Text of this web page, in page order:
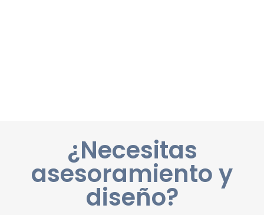
¿Necesitas
asesoramiento y
diseño?